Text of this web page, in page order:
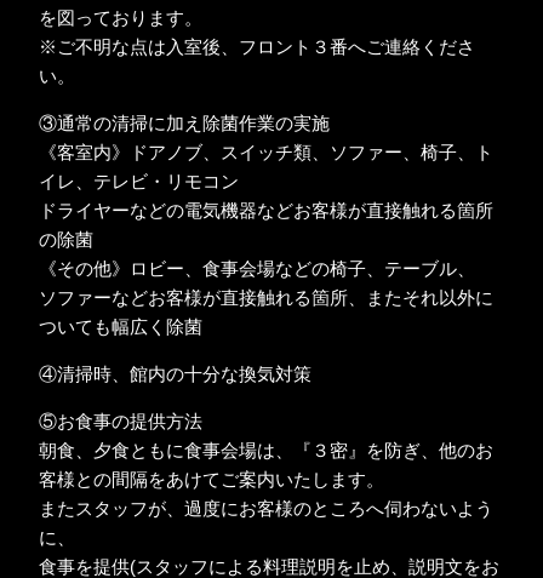
を図っております。
※ご不明な点は入室後、フロント３番へご連絡くださ
い。
③通常の清掃に加え除菌作業の実施
《客室内》ドアノブ、スイッチ類、ソファー、椅子、ト
イレ、テレビ・リモコン
ドライヤーなどの電気機器などお客様が直接触れる箇所
の除菌
《その他》ロビー、食事会場などの椅子、テーブル、
ソファーなどお客様が直接触れる箇所、またそれ以外に
ついても幅広く除菌
④清掃時、館内の十分な換気対策
⑤お食事の提供方法
朝食、夕食ともに食事会場は、『３密』を防ぎ、他のお
客様との間隔をあけてご案内いたします。
またスタッフが、過度にお客様のところへ伺わないよう
に、
食事を提供(スタッフによる料理説明を止め、説明文をお